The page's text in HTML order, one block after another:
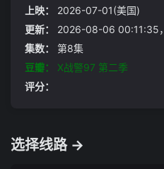
上映：
2026-07-01(美国)
更新：
2026-08-06 00:11:35
集数：
第8集
豆瓣：
X战警97 第二季
评分：
选择线路 →